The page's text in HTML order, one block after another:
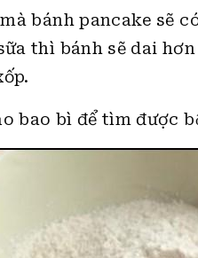
bánh pancake sẽ
thì bánh sẽ dai
bao bì để tìm được